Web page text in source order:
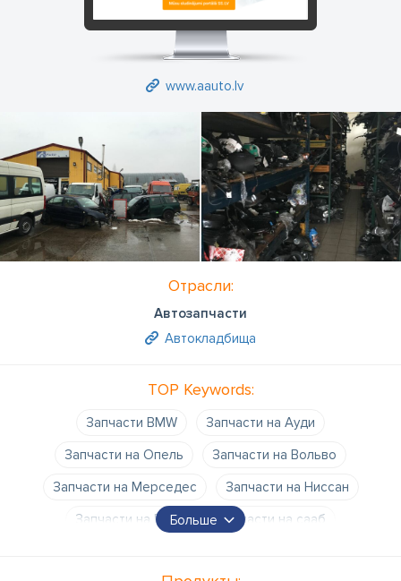
www.aauto.lv
Отрасли:
Автозапчасти
Автокладбища
TOP Keywords:
Запчасти BMW
Запчасти на Ауди
Запчасти на Опель
Запчасти на Вольво
Запчасти на Мерседес
Запчасти на Ниссан
Запчасти на Пежо
Запчасти на сааб
Больше